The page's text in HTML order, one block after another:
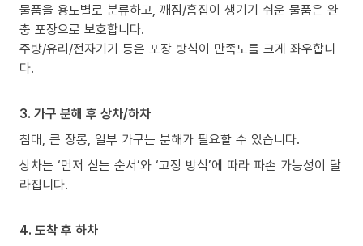
물품을 용도별로 분류하고, 깨짐/흠집이 생기기 쉬운 물품은 완
충 포장으로 보호합니다.
주방/유리/전자기기 등은 포장 방식이 만족도를 크게 좌우합니
다.
3. 가구 분해 후 상차/하차
침대, 큰 장롱, 일부 가구는 분해가 필요할 수 있습니다.
상차는 ‘먼저 싣는 순서’와 ‘고정 방식’에 따라 파손 가능성이 달
라집니다.
4. 도착 후 하차